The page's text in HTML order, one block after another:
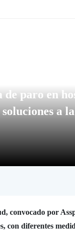
de paro en
a
convocado por
con diferentes